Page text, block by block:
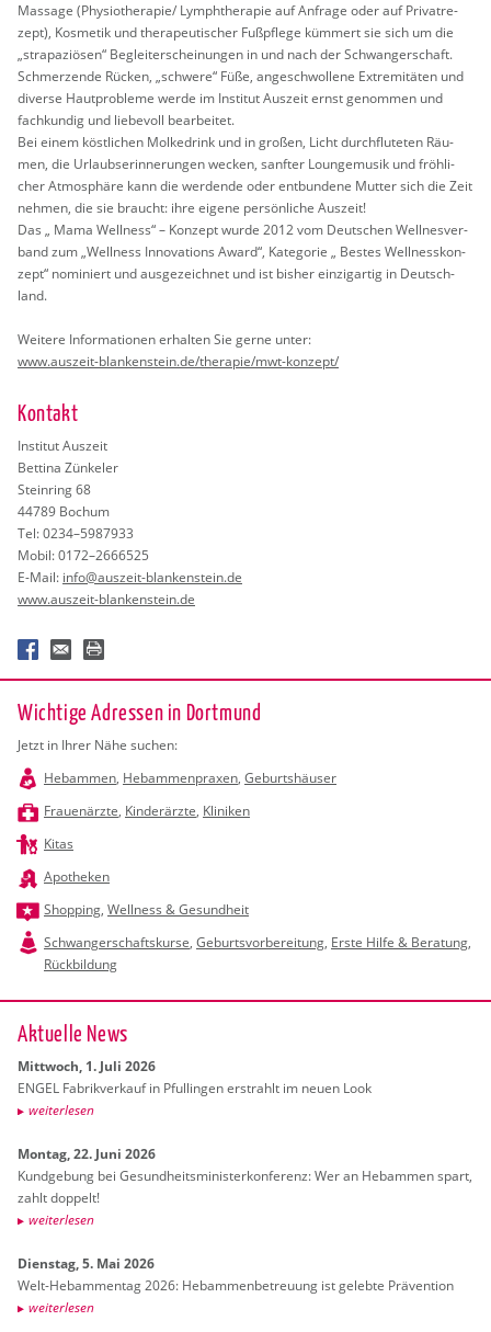
Mas­sa­ge (Phy­sio­the­ra­pie/ Lymph­the­ra­pie auf An­fra­ge oder auf Pri­vat­re­
zept), Kos­me­tik und the­ra­peu­ti­scher Fu­ß­pfle­ge küm­mert sie sich um die
„stra­pa­ziö­sen“ Be­gleit­erschei­nun­gen in und nach der Schwan­ger­schaft.
Schmer­zen­de Rü­cken, „schwe­re“ Füße, an­ge­schwol­le­ne Ex­tre­mi­tä­ten und
di­ver­se Haut­pro­ble­me werde im In­sti­tut Aus­zeit ernst ge­nom­men und
fach­kun­dig und lie­be­voll be­ar­bei­tet.
Bei einem köst­li­chen Mol­ke­drink und in gro­ßen, Licht durch­flu­te­ten Räu­
men, die Ur­laubs­er­in­ne­run­gen we­cken, sanf­ter Loun­ge­mu­sik und fröh­li­
cher At­mo­sphä­re kann die wer­den­de oder ent­bun­de­ne Mut­ter sich die Zeit
neh­men, die sie braucht: ihre ei­ge­ne per­sön­li­che Aus­zeit!
Das „ Mama Well­ness“ – Kon­zept wurde 2012 vom Deut­schen Well­nes­ver­
band zum „Well­ness In­no­va­tions Award“, Ka­te­go­rie „ Bes­tes Well­ness­kon­
zept“ no­mi­niert und aus­ge­zeich­net und ist bis­her ein­zig­ar­tig in Deutsch­
land.
Wei­te­re In­for­ma­tio­nen er­hal­ten Sie gerne unter:
www.​auszeit-​bla​nken​stei​n.​de/​therapie/​mwt-​konzept/
Kon­takt
In­sti­tut Aus­zeit
Bet­ti­na Zün­keler
Stein­ring 68
44789 Bo­chum
Tel: 0234–5987933
Mobil: 0172–2666525
E-Mail: info@​auszeit-​bla​nken​stei​n.​de
www.​auszeit-​bla​nken​stei​n.​de
Wichtige Adressen in Dortmund
Jetzt in Ihrer Nähe suchen:
Hebammen, Hebammenpraxen, Geburtshäuser
Frauenärzte, Kinderärzte, Kliniken
Kitas
Apotheken
Shopping, Wellness & Gesundheit
Schwangerschaftskurse, Geburtsvorbereitung, Erste Hilfe & Beratung,
Rückbildung
Ak­tu­el­le News
Mitt­woch, 1. Juli 2026
ENGEL Fa­brik­ver­kauf in Pful­lin­gen er­strahlt im neuen Look
wei­ter­le­sen
Mon­tag, 22. Juni 2026
Kund­ge­bung bei Ge­sund­heits­mi­nis­ter­kon­fe­renz: Wer an Heb­am­men spart,
zahlt dop­pelt!
wei­ter­le­sen
Diens­tag, 5. Mai 2026
Welt-Heb­am­men­tag 2026: Heb­am­men­be­treu­ung ist ge­leb­te Prä­ven­ti­on
wei­ter­le­sen